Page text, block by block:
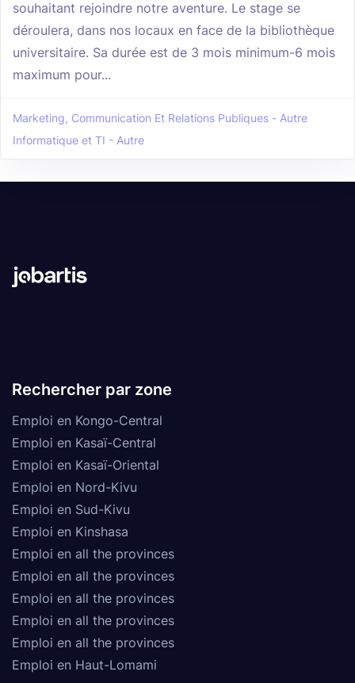
souhaitant rejoindre notre aventure. Le stage se
déroulera, dans nos locaux en face de la bibliothèque
universitaire. Sa durée est de 3 mois minimum-6 mois
maximum pour...
Marketing, Communication Et Relations Publiques - Autre
Informatique et TI - Autre
Rechercher par zone
Emploi en Kongo-Central
Emploi en Kasaï-Central
Emploi en Kasaï-Oriental
Emploi en Nord-Kivu
Emploi en Sud-Kivu
Emploi en Kinshasa
Emploi en all the provinces
Emploi en all the provinces
Emploi en all the provinces
Emploi en all the provinces
Emploi en all the provinces
Emploi en Haut-Lomami